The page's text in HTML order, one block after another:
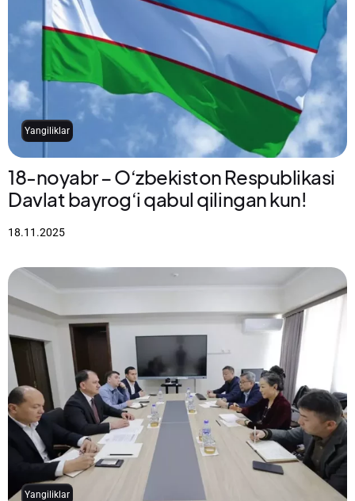
Yangiliklar
18-noyabr – O‘zbekiston Respublikasi
Davlat bayrog‘i qabul qilingan kun!
18.11.2025
Yangiliklar